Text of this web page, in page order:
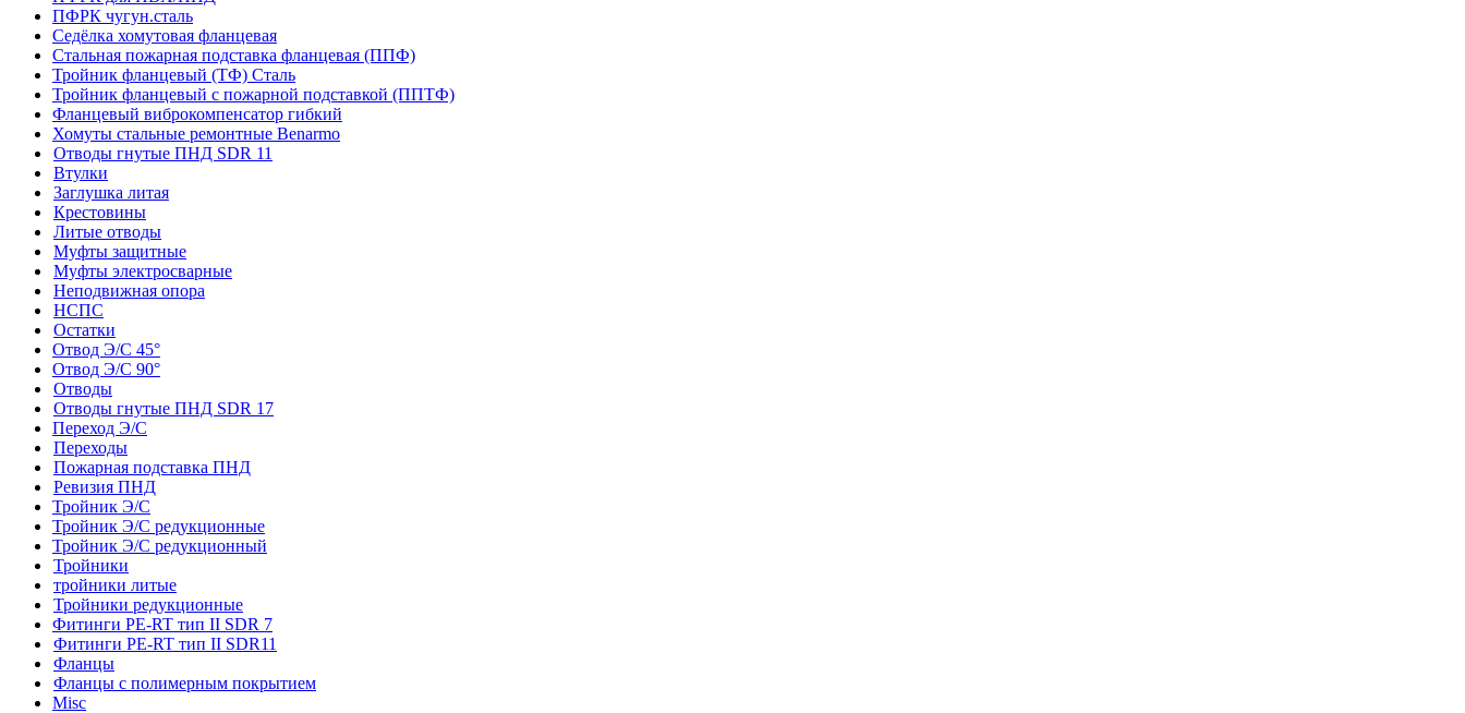
ПФРК чугун.сталь
Седёлка хомутовая фланцевая
Стальная пожарная подставка фланцевая (ППФ)
Тройник фланцевый (ТФ) Сталь
Тройник фланцевый с пожарной подставкой (ППТФ)
Фланцевый виброкомпенсатор гибкий
Хомуты стальные ремонтные Benarmo
Отводы гнутые ПНД SDR 11
Втулки
Заглушка литая
Крестовины
Литые отводы
Муфты защитные
Муфты электросварные
Неподвижная опора
НСПС
Остатки
Отвод Э/С 45°
Отвод Э/С 90°
Отводы
Отводы гнутые ПНД SDR 17
Переход Э/С
Переходы
Пожарная подставка ПНД
Ревизия ПНД
Тройник Э/С
Тройник Э/С редукционные
Тройник Э/С редукционный
Тройники
тройники литые
Тройники редукционные
Фитинги PE-RT тип II SDR 7
Фитинги PE-RT тип II SDR11
Фланцы
Фланцы с полимерным покрытием
Misc